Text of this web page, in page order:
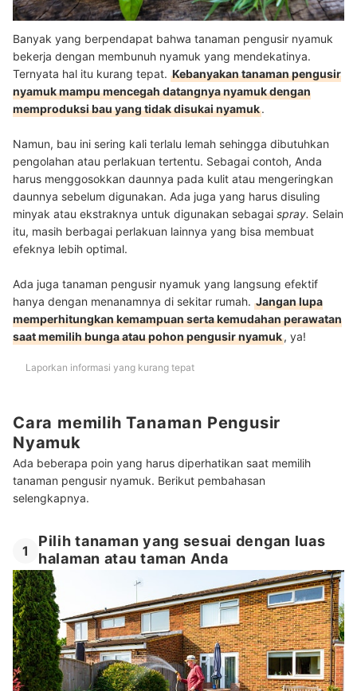
Banyak yang berpendapat bahwa tanaman pengusir nyamuk
bekerja dengan membunuh nyamuk yang mendekatinya.
Ternyata hal itu kurang tepat. Kebanyakan tanaman pengusir
nyamuk mampu mencegah datangnya nyamuk dengan
memproduksi bau yang tidak disukai nyamuk.
Namun, bau ini sering kali terlalu lemah sehingga dibutuhkan
pengolahan atau perlakuan tertentu. Sebagai contoh, Anda
harus menggosokkan daunnya pada kulit atau mengeringkan
daunnya sebelum digunakan. Ada juga yang harus disuling
minyak atau ekstraknya untuk digunakan sebagai spray. Selain
itu, masih berbagai perlakuan lainnya yang bisa membuat
efeknya lebih optimal.
Ada juga tanaman pengusir nyamuk yang langsung efektif
hanya dengan menanamnya di sekitar rumah. Jangan lupa
memperhitungkan kemampuan serta kemudahan perawatan
saat memilih bunga atau pohon pengusir nyamuk, ya!
Laporkan informasi yang kurang tepat
Cara memilih Tanaman Pengusir
Nyamuk
Ada beberapa poin yang harus diperhatikan saat memilih
tanaman pengusir nyamuk. Berikut pembahasan
selengkapnya.
1
Pilih tanaman yang sesuai dengan luas
halaman atau taman Anda